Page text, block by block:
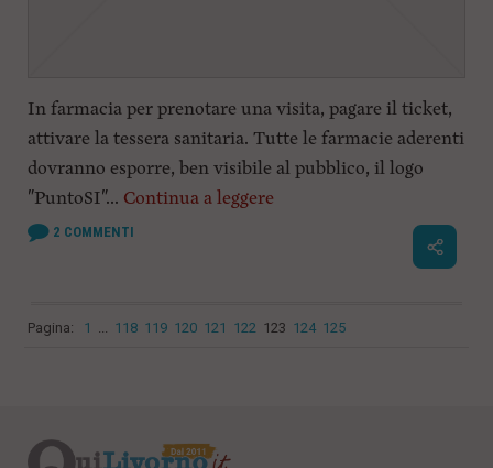
In farmacia per prenotare una visita, pagare il ticket,
attivare la tessera sanitaria. Tutte le farmacie aderenti
dovranno esporre, ben visibile al pubblico, il logo
"PuntoSI"... Continua a leggere
2 COMMENTI
Pagina: 1 ... 118 119 120 121 122 123 124 125